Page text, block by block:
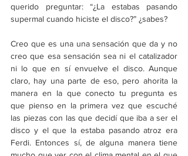
querido preguntar: “¿La estabas pasando
supermal cuando hiciste el disco?” ¿sabes?
Creo que es una una sensación que da y no
creo que esa sensación sea ni el catalizador
ni lo que en sí envuelve el disco. Aunque
claro, hay una parte de eso, pero ahorita la
manera en la que conecto tu pregunta es
que pienso en la primera vez que escuché
las piezas con las que decidí que iba a ser el
disco y el que la estaba pasando atroz era
Ferdi. Entonces sí, de alguna manera tiene